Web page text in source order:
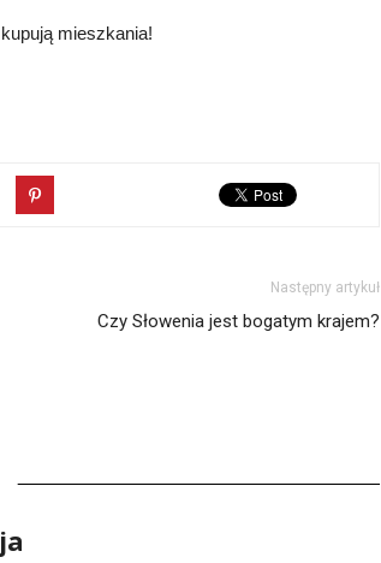
mieszkania!
Następny artykuł
Czy Słowenia jest bogatym krajem?